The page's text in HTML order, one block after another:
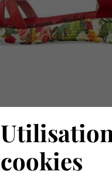
cookies